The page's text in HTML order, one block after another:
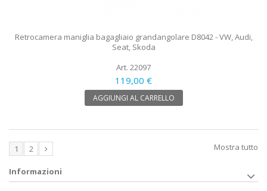
Retrocamera maniglia bagagliaio grandangolare D8042 - VW, Audi,
Seat, Skoda
Art. 22097
119,00 €
AGGIUNGI AL CARRELLO
Mostra tutto
1 2
Informazioni